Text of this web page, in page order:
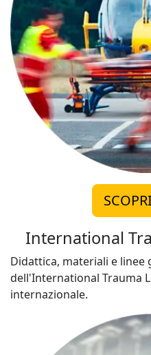
International
Didattica, materiali e linee
dell'International Trauma
internazionale.